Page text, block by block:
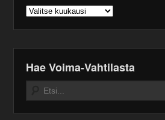
Arkistot
Hae Voima-Vahtilasta
Search